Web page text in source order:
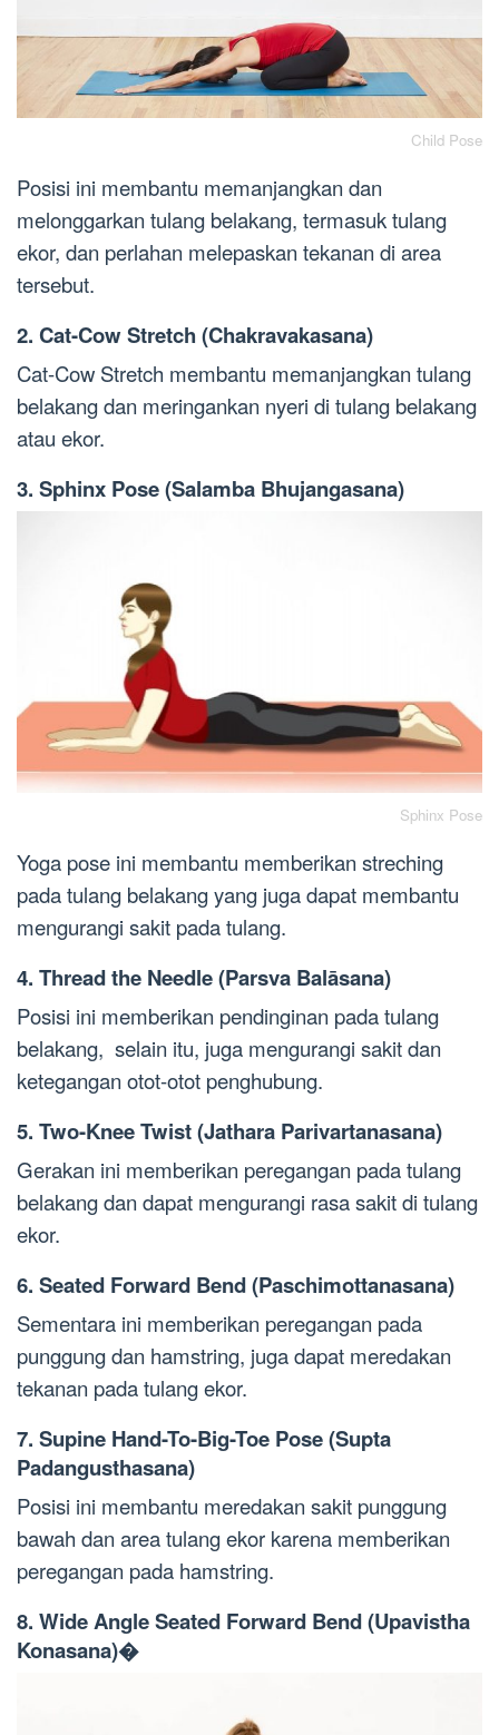
Child Pose
Posisi ini membantu memanjangkan dan
melonggarkan tulang belakang, termasuk tulang
ekor, dan perlahan melepaskan tekanan di area
tersebut.
2. Cat-Cow Stretch (Chakravakasana)
Cat-Cow Stretch membantu memanjangkan tulang
belakang dan meringankan nyeri di tulang belakang
atau ekor.
3. Sphinx Pose (Salamba Bhujangasana)
Sphinx Pose
Yoga pose ini membantu memberikan streching
pada tulang belakang yang juga dapat membantu
mengurangi sakit pada tulang.
4. Thread the Needle (Parsva Balāsana)
Posisi ini memberikan pendinginan pada tulang
belakang, selain itu, juga mengurangi sakit dan
ketegangan otot-otot penghubung.
5. Two-Knee Twist (Jathara Parivartanasana)
Gerakan ini memberikan peregangan pada tulang
belakang dan dapat mengurangi rasa sakit di tulang
ekor.
6. Seated Forward Bend (Paschimottanasana)
Sementara ini memberikan peregangan pada
punggung dan hamstring, juga dapat meredakan
tekanan pada tulang ekor.
7. Supine Hand-To-Big-Toe Pose (Supta
Padangusthasana)
Posisi ini membantu meredakan sakit punggung
bawah dan area tulang ekor karena memberikan
peregangan pada hamstring.
8. Wide Angle Seated Forward Bend (Upavistha
Konasana)�